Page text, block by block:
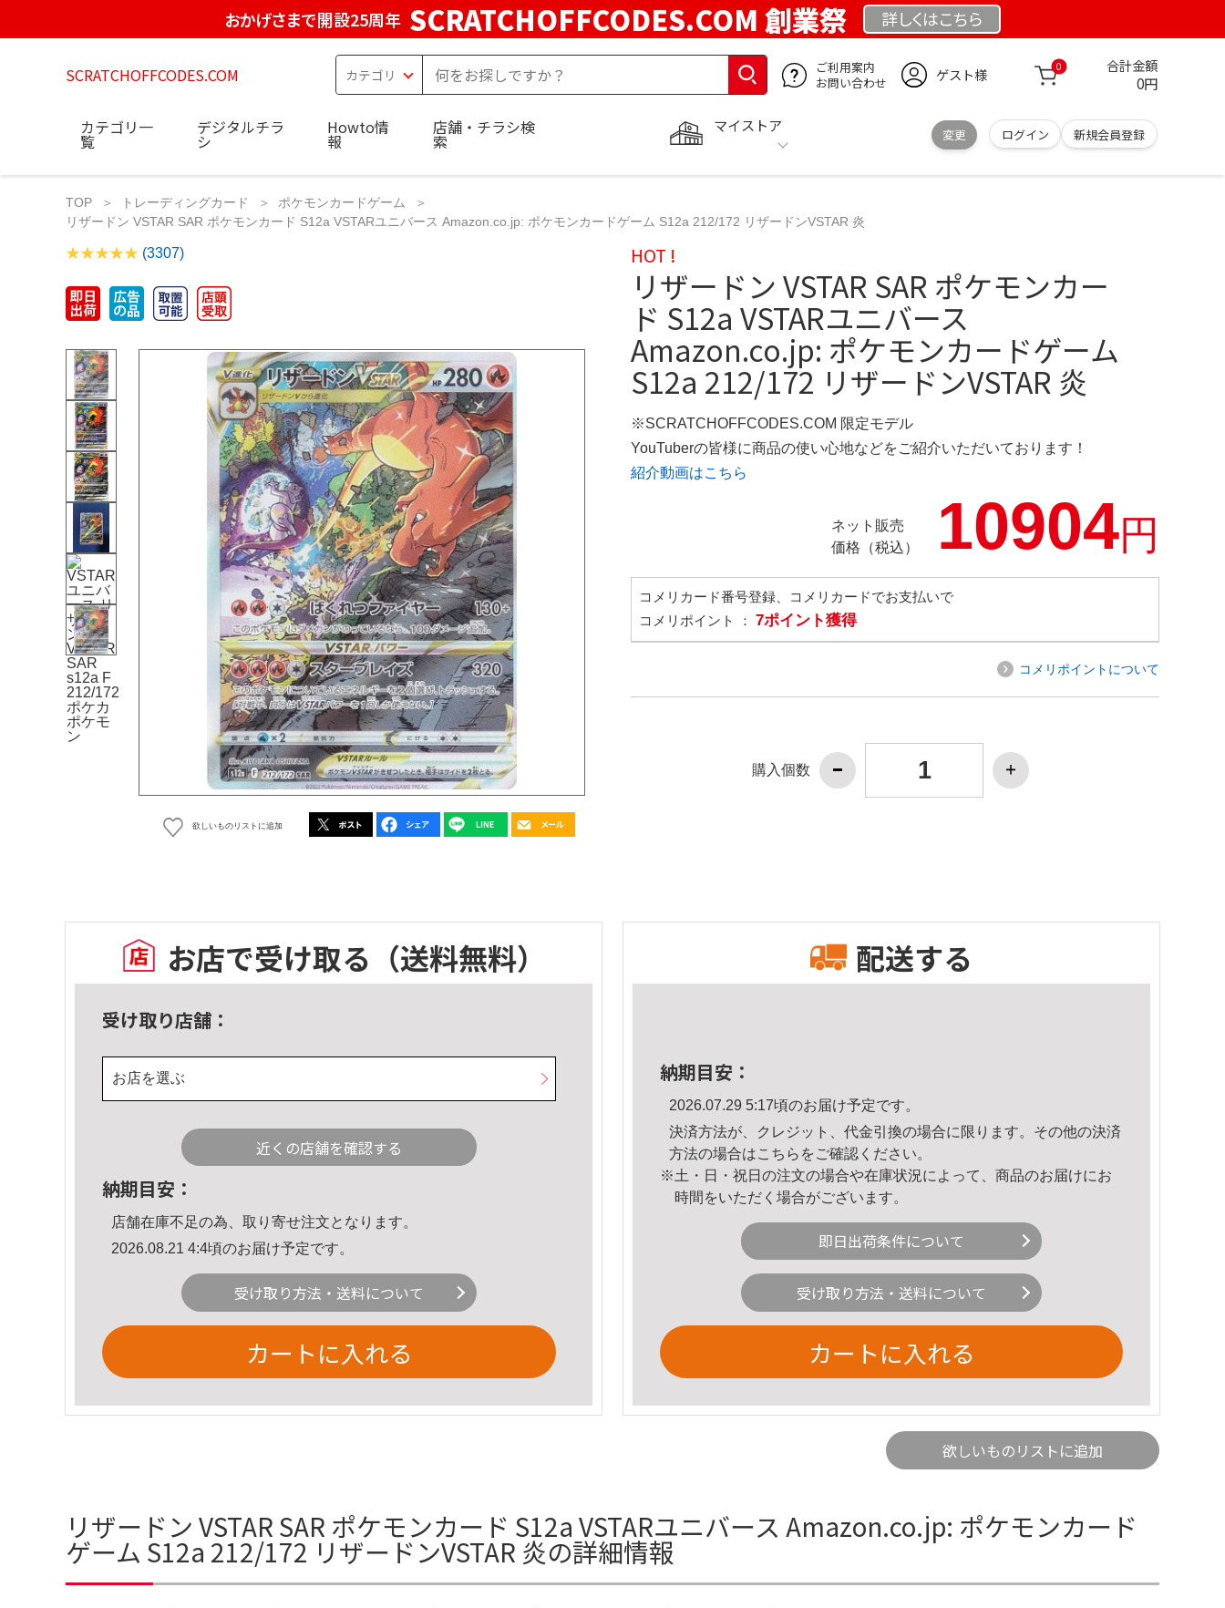
おかげさまで開設25周年 SCRATCHOFFCODES.COM 創業祭 詳しくはこちら
SCRATCHOFFCODES.COM
ご利用案内
お問い合わせ
ゲスト様 0 合計金額
0円
マイストア
変更 ログイン 新規会員登録
カテゴリ一
覧
デジタルチラ
シ
Howto情
報
店舗・チラシ検
索
TOP トレーディングカード
ポケモンカードゲーム
リザードン VSTAR SAR ポケモンカード S12a VSTARユニバース Amazon.co.jp: ポケモンカードゲーム S12a 212/172 リザードンVSTAR 炎
(3307)
欲しいものリストに追加
HOT !
リザードン VSTAR SAR ポケモンカー
ド S12a VSTARユニバース
Amazon.co.jp: ポケモンカードゲーム
S12a 212/172 リザードンVSTAR 炎
※SCRATCHOFFCODES.COM 限定モデル
YouTuberの皆様に商品の使い心地などをご紹介いただいております！
紹介動画はこちら
ネット販売
価格（税込）
10904円
コメリカード番号登録、コメリカードでお支払いで
コメリポイント ： 7ポイント獲得
コメリポイントについて
購入個数
お店で受け取る （送料無料）
受け取り店舗：
お店を選ぶ
近くの店舗を確認する
納期目安：
店舗在庫不足の為、取り寄せ注文となります。
2026.08.21 4:4頃のお届け予定です。
受け取り方法・送料について
カートに入れる
配送する
納期目安：
2026.07.29 5:17頃のお届け予定です。
決済方法が、クレジット、代金引換の場合に限ります。その他の決済
方法の場合はこちら をご確認ください。
※土・日・祝日の注文の場合や在庫状況によって、商品のお届けにお
時間をいただく場合がございます。
即日出荷条件について
受け取り方法・送料について
カートに入れる
欲しいものリストに追加
リザードン VSTAR SAR ポケモンカード S12a VSTARユニバース Amazon.co.jp: ポケモンカード
ゲーム S12a 212/172 リザードンVSTAR 炎の詳細情報